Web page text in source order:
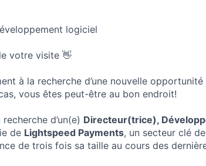
logiciel
votre visite 👋
à la recherche d’une nouvelle opportunité
vous êtes peut-être au bon endroit!
d’un(e) Directeur(trice),
de Lightspeed Payments, un secteur clé
de trois fois sa taille au cours des